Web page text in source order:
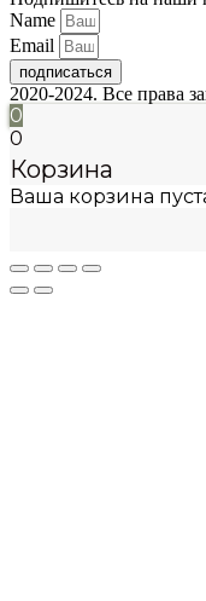
Name
Email
подписаться
2020-2024. Все права
0
0
Корзина
Ваша корзина